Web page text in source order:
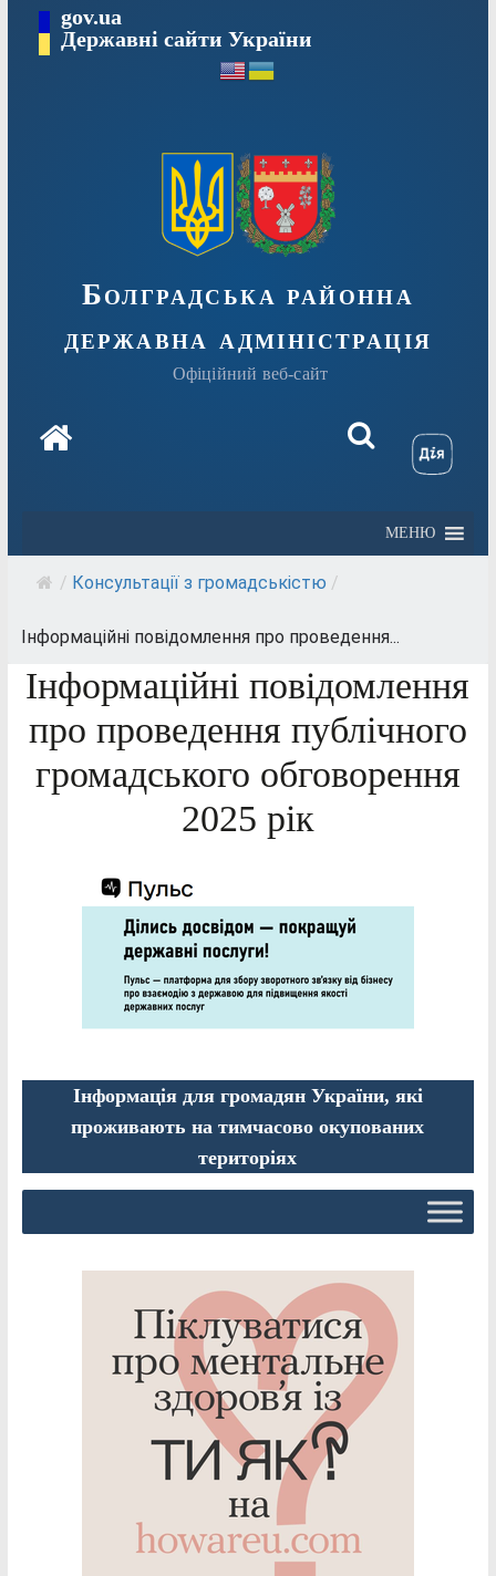
Перейтиgov.ua
Державні сайти України
Болградська районна
державна адміністрація
Офіційний веб-сайт
МЕНЮ
/ Консультації з громадськістю /
Інформаційні повідомлення про проведення...
Інформаційні повідомлення
про проведення публічного
громадського обговорення
2025 рік
Інформація для громадян України, які
проживають на тимчасово окупованих
територіях